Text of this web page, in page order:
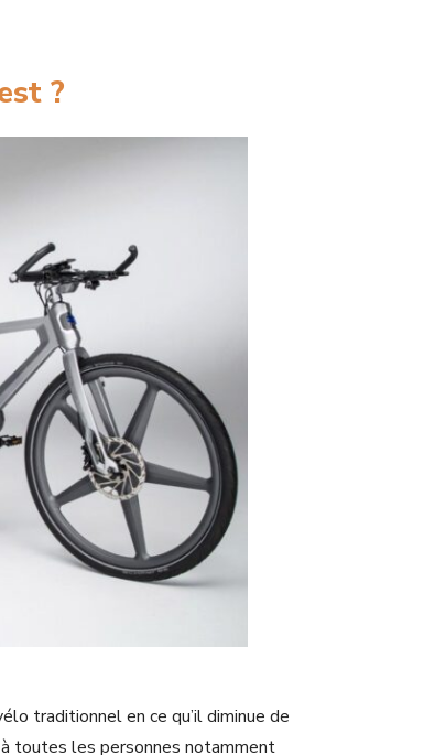
?
traditionnel en ce qu’il diminue de
toutes les personnes notamment